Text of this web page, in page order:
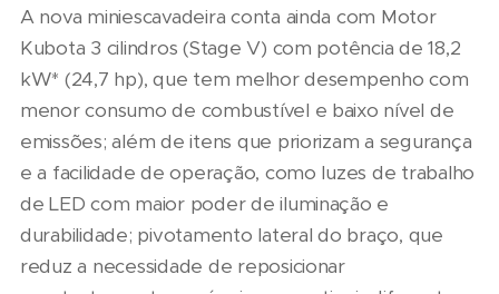
A nova miniescavadeira conta ainda com Motor
Kubota 3 cilindros (Stage V) com potência de 18,2
kW* (24,7 hp), que tem melhor desempenho com
menor consumo de combustível e baixo nível de
emissões; além de itens que priorizam a segurança
e a facilidade de operação, como luzes de trabalho
de LED com maior poder de iluminação e
durabilidade; pivotamento lateral do braço, que
reduz a necessidade de reposicionar